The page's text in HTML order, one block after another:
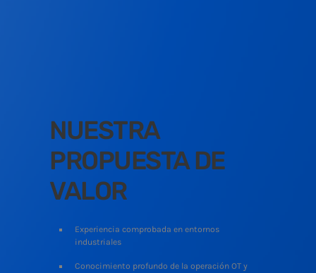
NUESTRA
PROPUESTA DE
VALOR
Experiencia comprobada en entornos
industriales
Conocimiento profundo de la operación OT y